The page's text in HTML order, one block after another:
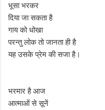
भूसा भरकर
दिया जा सकता है
गाय को धोखा
परन्तु लोक तो जानता ही है
यह उसके प्रेम की सजा है।
भरमार है आज
आत्माओं से सूनें